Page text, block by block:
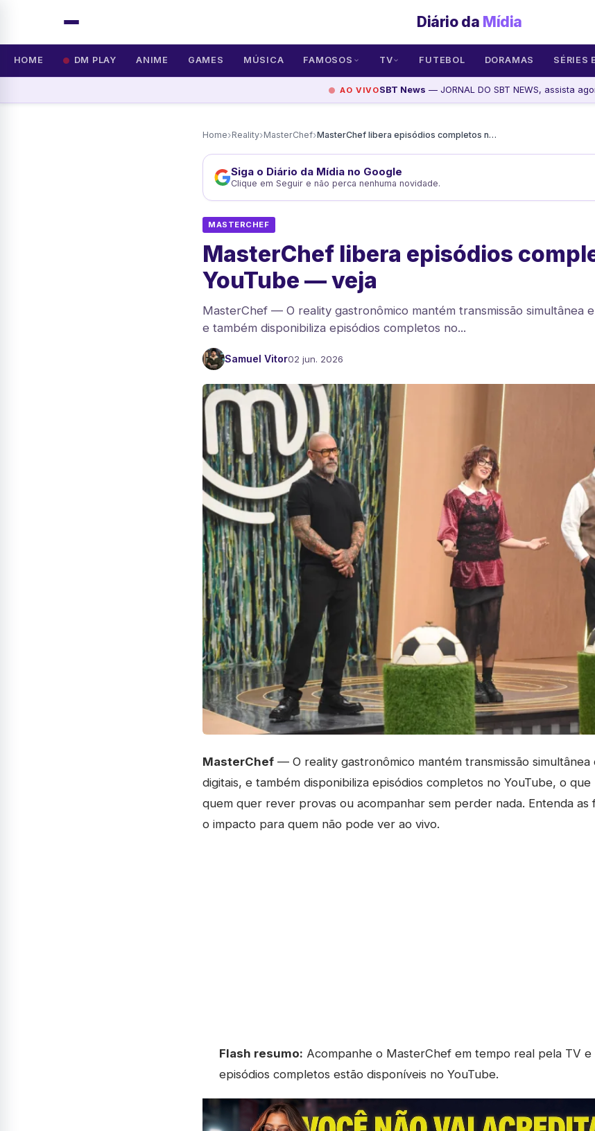
Diário da Mídia
HOME DM PLAY ANIME GAMES MÚSICA FAMOSOS TV FUTEBOL DORAMAS SÉRIES
AO VIVOSBT News — JORNAL DO SBT NEWS, assista
Home›Reality›MasterChef› MasterChef libera episódios completos no YouTube — veja
Siga o Diário da Mídia no Google
Clique em Seguir e não perca nenhuma novidade.
MASTERCHEF
MasterChef libera episódios
YouTube — veja
MasterChef — O reality gastronômico mantém transmissão simultânea
e também disponibiliza episódios completos no...
Samuel Vitor02 jun. 2026
MasterChef — O reality gastronômico mantém transmissão simultânea
digitais, e também disponibiliza episódios completos no YouTube, o
quem quer rever provas ou acompanhar sem perder nada. Entenda as
o impacto para quem não pode ver ao vivo.
Flash resumo: Acompanhe o MasterChef em tempo real pela TV e
episódios completos estão disponíveis no YouTube.